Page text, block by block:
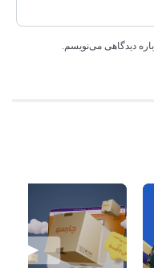
دیدگاهی می‌نویسم.